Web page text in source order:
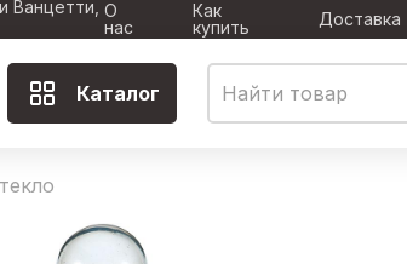
Ванцетти, О
нас
Как
купить
Доставка
Каталог